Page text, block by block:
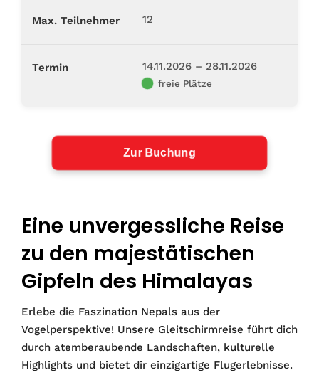
Max. Teilnehmer 12
Termin 14.11.2026 – 28.11.2026
Zur Buchung
Eine unvergessliche Reise
zu den majestätischen
Gipfeln des Himalayas
Erlebe die Faszination Nepals aus der
Vogelperspektive! Unsere Gleitschirmreise führt dich
durch atemberaubende Landschaften, kulturelle
Highlights und bietet dir einzigartige Flugerlebnisse.